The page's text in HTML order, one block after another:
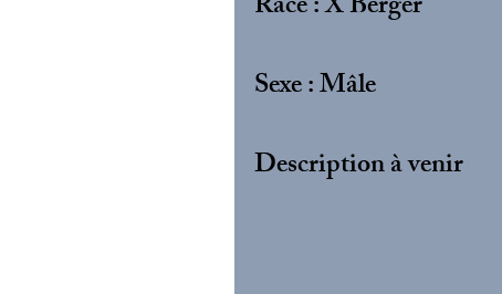
Sexe : Mâle
Description à venir